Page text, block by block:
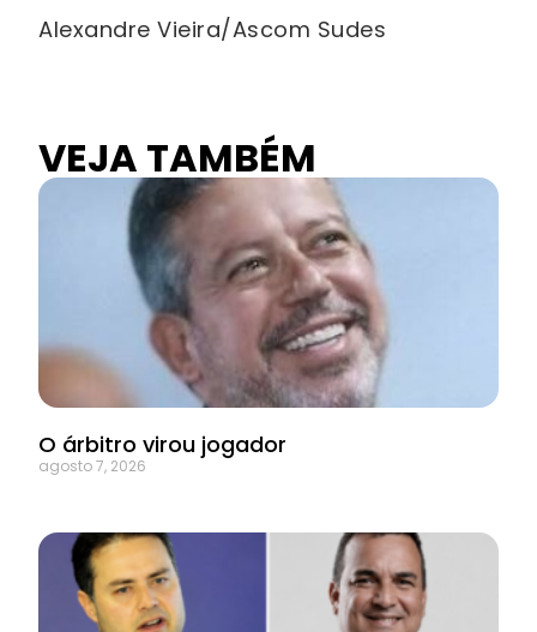
Alexandre Vieira/Ascom Sudes
VEJA TAMBÉM
O árbitro virou jogador
agosto 7, 2026